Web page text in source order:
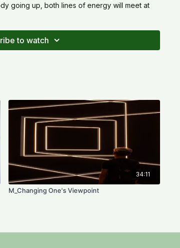
going up, both lines of energy will meet at
of compassionate and loving thoughts.
to watch
34:11
M_Changing One's Viewpoint